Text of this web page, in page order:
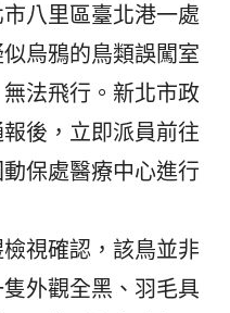
八里區臺北港一處
烏鴉的鳥類誤闖室
法飛行。新北市政
後，立即派員前往
保處醫療中心進行
視確認，該鳥並非
外觀全黑、羽毛具